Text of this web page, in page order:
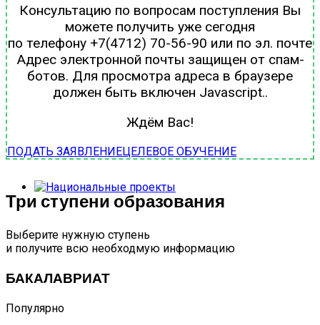
Консультацию по вопросам поступления Вы
можете получить уже сегодня
по телефону +7(4712) 70-56-90 или по эл. почте
Адрес электронной почты защищен от спам-
ботов. Для просмотра адреса в браузере
должен быть включен Javascript..
Ждём Вас!
ПОДАТЬ ЗАЯВЛЕНИЕЦЕЛЕВОЕ ОБУЧЕНИЕ
Три ступени образования
Выберите нужную ступень
и получите всю необходмую информацию
БАКАЛАВРИАТ
Популярно